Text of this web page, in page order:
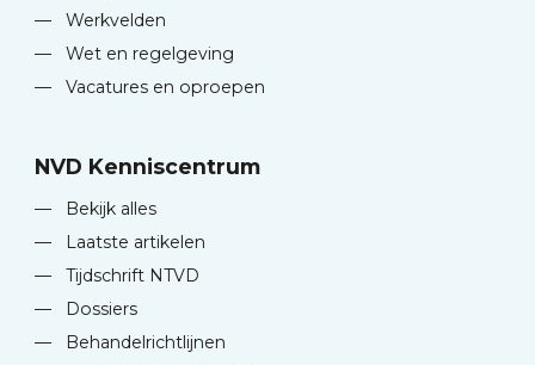
—
Werkvelden
—
Wet en regelgeving
—
Vacatures en oproepen
NVD Kenniscentrum
—
Bekijk alles
—
Laatste artikelen
—
Tijdschrift NTVD
—
Dossiers
—
Behandelrichtlijnen